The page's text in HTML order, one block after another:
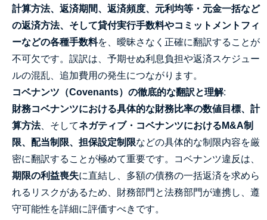
計算方法、返済期間、返済頻度、元利均等・元金一括など
の返済方法、そして貸付実行手数料やコミットメントフィ
ーなどの各種手数料を、曖昧さなく正確に翻訳することが
不可欠です。誤訳は、予期せぬ利息負担や返済スケジュー
ルの混乱、追加費用の発生につながります。
コベナンツ（Covenants）の徹底的な翻訳と理解:
財務コベナンツにおける具体的な財務比率の数値目標、計
算方法、そしてネガティブ・コベナンツにおけるM&A制
限、配当制限、担保設定制限などの具体的な制限内容を厳
密に翻訳することが極めて重要です。コベナンツ違反は、
期限の利益喪失に直結し、多額の債務の一括返済を求めら
れるリスクがあるため、財務部門と法務部門が連携し、遵
守可能性を詳細に評価すべきです。